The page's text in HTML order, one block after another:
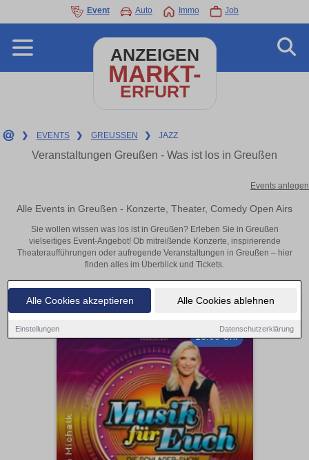
Alle Cookies akzeptieren Alle Cookies ablehnen
Einstellungen Datenschutzerklärung
Event Auto Immo Job
ANZEIGEN
MARKT-
ERFURT
❯ EVENTS ❯ GREUSSEN ❯ JAZZ
Veranstaltungen Greußen - Was ist los in Greußen
Events anlegen
Alle Events in Greußen - Konzerte, Theater, Comedy Open Airs
Sie wollen wissen was los ist in Greußen? Erleben Sie in Greußen
vielseitiges Event-Angebot! Ob mitreißende Konzerte, inspirierende
Theateraufführungen oder aufregende Veranstaltungen in Greußen – hier
finden alles im Überblick und Tickets.
16:00 Uhr